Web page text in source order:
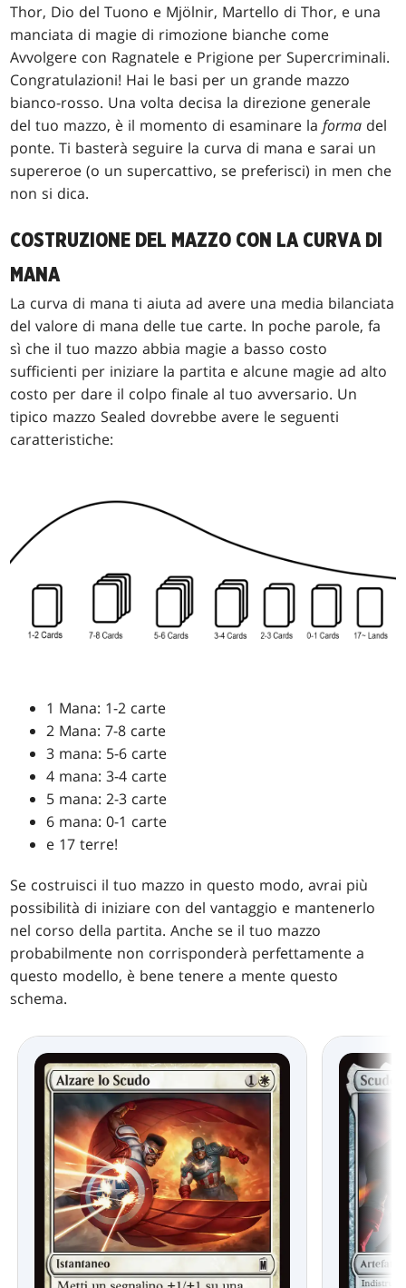
Thor, Dio del Tuono e Mjölnir, Martello di Thor, e una
manciata di magie di rimozione bianche come
Avvolgere con Ragnatele e Prigione per Supercriminali.
Congratulazioni! Hai le basi per un grande mazzo
bianco-rosso. Una volta decisa la direzione generale
del tuo mazzo, è il momento di esaminare laforma del
ponte. Ti basterà seguire la curva di mana e sarai un
supereroe (o un supercattivo, se preferisci) in men che
non si dica.
COSTRUZIONE DEL MAZZO CON LA CURVA DI
MANA
La curva di mana ti aiuta ad avere una media bilanciata
del valore di mana delle tue carte. In poche parole, fa
sì che il tuo mazzo abbia magie a basso costo
sufficienti per iniziare la partita e alcune magie ad alto
costo per dare il colpo finale al tuo avversario. Un
tipico mazzo Sealed dovrebbe avere le seguenti
caratteristiche:
1 Mana: 1-2 carte
2 Mana: 7-8 carte
3 mana: 5-6 carte
4 mana: 3-4 carte
5 mana: 2-3 carte
6 mana: 0-1 carte
e 17 terre!
Se costruisci il tuo mazzo in questo modo, avrai più
possibilità di iniziare con del vantaggio e mantenerlo
nel corso della partita. Anche se il tuo mazzo
probabilmente non corrisponderà perfettamente a
questo modello, è bene tenere a mente questo
schema.